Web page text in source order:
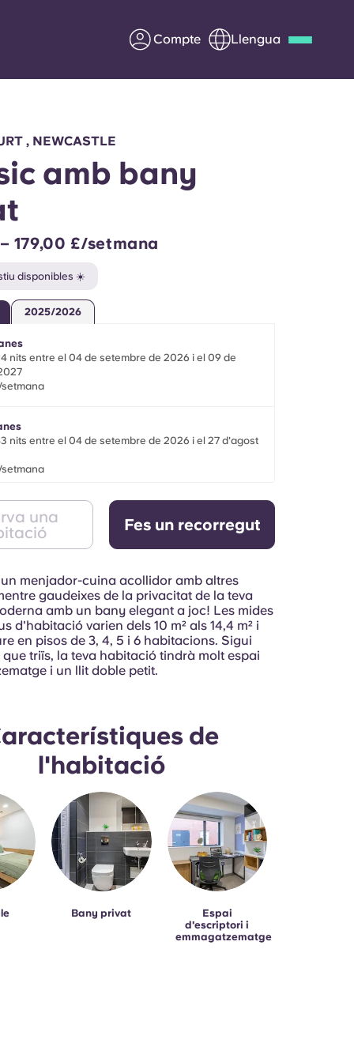
Compte Llengua
Col·laborar amb Yugo
Informació per a pares
Poseu-vos en contacte
, NEWCASTLE
amb bany
179,00 £/setmana
disponibles ☀️
2025/2026
nits entre el 04 de setembre de 2026 i el 09 de
nits entre el 04 de setembre de 2026 i el 27 d'agost
gen. de 2027 - dl., 24 de maig de 2027
una
Fes un recorregut
menjador-cuina acollidor amb altres
gaudeixes de la privacitat de la teva
amb un bany elegant a joc! Les mides
d'habitació varien dels 10 m² als 14,4 m² i
en pisos de 3, 4, 5 i 6 habitacions. Sigui
triïs, la teva habitació tindrà molt espai
i un llit doble petit.
de
l'habitació
Bany privat
Espai
d'escriptori i
emmagatzematge